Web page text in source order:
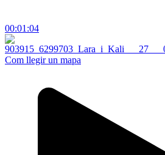
00:01:04
Com llegir un mapa